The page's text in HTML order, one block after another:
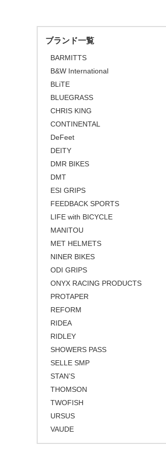
\30,001 ～ 50,000
\50,001 ～
ブランド一覧
BARMITTS
B&W International
BLiTE
BLUEGRASS
CHRIS KING
CONTINENTAL
DeFeet
DEITY
DMR BIKES
DMT
ESI GRIPS
FEEDBACK SPORTS
LIFE with BICYCLE
MANITOU
MET HELMETS
NINER BIKES
ODI GRIPS
ONYX RACING PRODUCTS
PROTAPER
REFORM
RIDEA
RIDLEY
SHOWERS PASS
SELLE SMP
STAN’S
THOMSON
TWOFISH
URSUS
VAUDE